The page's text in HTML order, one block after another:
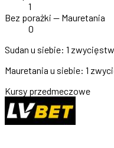
1
Bez porażki — Mauretania
0
Sudan u siebie: 1
Mauretania u siebie: 1
Kursy przedmeczowe